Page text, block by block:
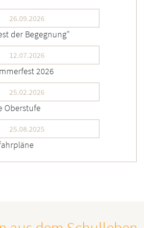
26.09.2026
der Begegnung"
12.07.2026
2026
25.02.2026
Oberstufe
25.08.2025